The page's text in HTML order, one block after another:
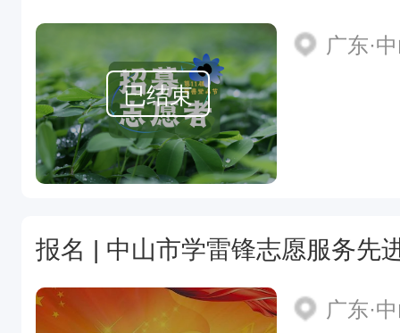
已结束
广东·
报名 | 中山市学雷锋志愿服务先
广东·